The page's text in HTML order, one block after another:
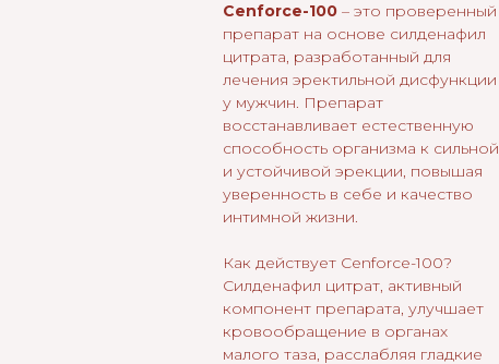
Cenforce-100 – это проверенный
препарат на основе силденафил
цитрата, разработанный для
лечения эректильной дисфункции
у мужчин. Препарат
восстанавливает естественную
способность организма к сильной
и устойчивой эрекции, повышая
уверенность в себе и качество
интимной жизни.
Как действует Cenforce-100?
Силденафил цитрат, активный
компонент препарата, улучшает
кровообращение в органах
малого таза, расслабляя гладкие